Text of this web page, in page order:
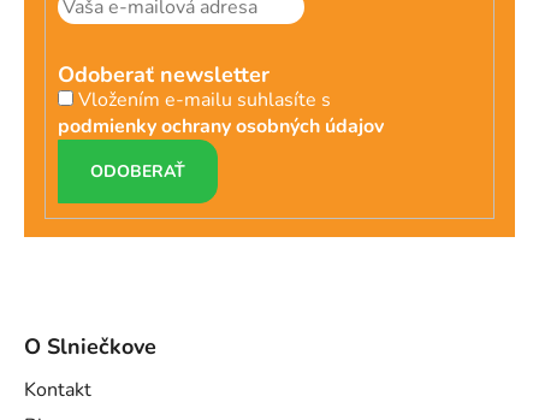
Odoberať newsletter
Vložením e-mailu suhlasíte s
podmienky ochrany osobných údajov
PRIHLÁSIŤ
SA
O Slniečkove
Kontakt